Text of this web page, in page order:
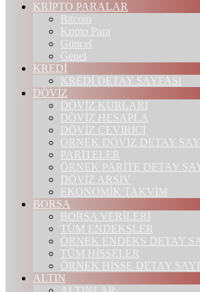
KRİPTO PARALAR
Bitcoin
Kripto Para
Güncel
Genel
KREDİ
KREDİ DETAY SAYFASI
DÖVİZ
DÖVİZ KURLARI
DÖVİZ HESAPLA
DÖVİZ ÇEVİRİCİ
ÖRNEK DÖVİZ DETAY
PARİTELER
ÖRNEK PARİTE DETAY
DÖVİZ ARŞİV
EKONOMİK TAKVİM
BORSA
BORSA VERİLERİ
TÜM ENDEKSLER
ÖRNEK ENDEKS DETAY
TÜM HİSSELER
ÖRNEK HİSSE DETAY
ALTIN